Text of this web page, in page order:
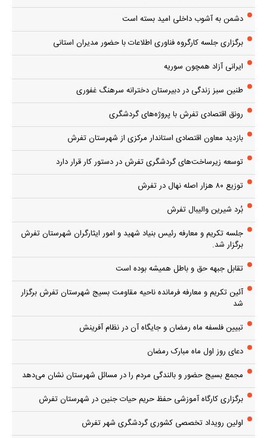
دشمن به آشوب داخلی امید بسته است
برگزاری جلسه کارگروه فناوری اطلاعات با حضور مدیران استانی
ایرانی آزاد همچون سوریه
طنین سبز زندگی در دبیرستان دخترانه سرهنگ غفوری
رونق اقتصادی تفرش با پروژه‌های گردشگری
بازدید معاون اقتصادی استاندار مرکزی از شهرستان تفرش
توسعه زیرساخت‌های گردشگری تفرش در دستور کار قرار دارد
توزیع ۸۰ هزار اصله نهال در تفرش
بُرد شیرین والیبال تفرش
جلسه تکریم و معارفه رئیس بنیاد شهید و امور ایثارگران شهرستان تفرش
برگزار شد.
تقابل جبهه حق و باطل همیشه بوده است
آئین تکریم و معارفه فرمانده ناحیه مقاومت بسیج شهرستان تفرش برگزار
شد
تبیین فلسفه ماه رمضان و جایگاه آن در نظام آفرینش
دعای روز اول ماه مبارک رمضان
مجمع بسیج حضور و بالندگی مردم را در مسائل شهرستان نشان می‌دهد
برگزاری کارگاه آموزشی حفظ حریم حیات جنین در شهرستان تفرش
اولین رویداد تخصصی کشوری گردشگری شهر تفرش